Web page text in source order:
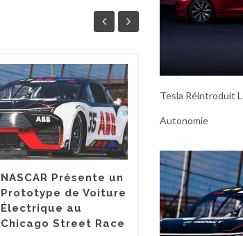
NASCAR Présente un
Prototype de Voiture
Électrique au
Chicago Street Race
07
2.0 :
mais
maison
être
peut
de...
Tesla Réintroduit
Autonomie